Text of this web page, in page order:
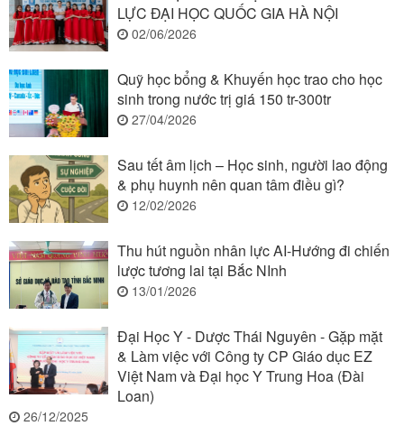
LỰC ĐẠI HỌC QUỐC GIA HÀ NỘI
02/06/2026
Quỹ học bổng & Khuyến học trao cho học
sinh trong nước trị giá 150 tr-300tr
27/04/2026
Sau tết âm lịch – Học sinh, người lao động
& phụ huynh nên quan tâm điều gì?
12/02/2026
Thu hút nguồn nhân lực AI-Hướng đi chiến
lược tương lai tại Bắc NInh
13/01/2026
Đại Học Y - Dược Thái Nguyên - Gặp mặt
& Làm việc với Công ty CP Giáo dục EZ
Việt Nam và Đại học Y Trung Hoa (Đài
Loan)
26/12/2025